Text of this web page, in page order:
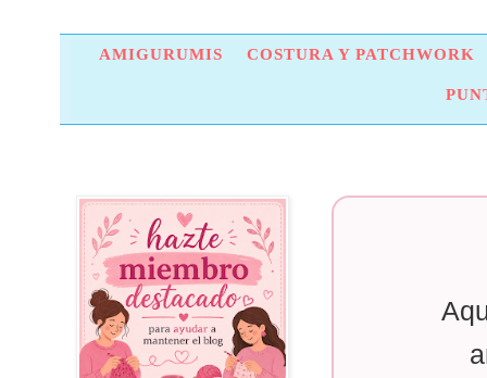
AMIGURUMIS COSTURA Y PATCHWORK